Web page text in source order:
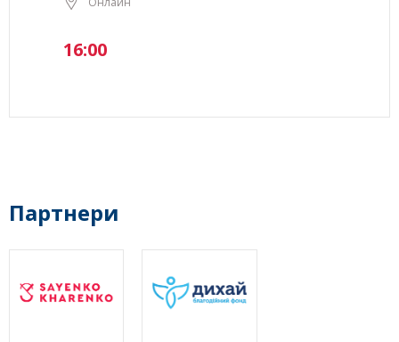
16:00
Партнери